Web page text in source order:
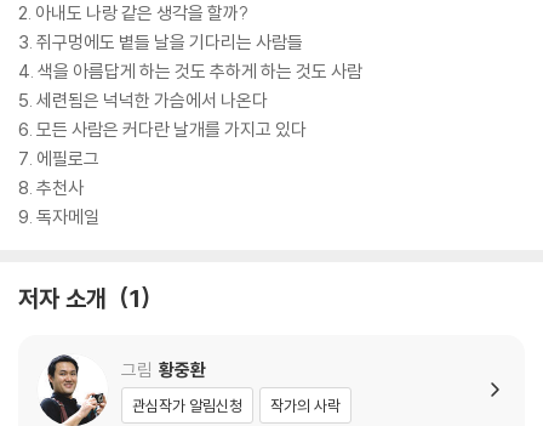
2. 아내도 나랑 같은 생각을 할까?
3. 쥐구멍에도 볕들 날을 기다리는 사람들
4. 색을 아름답게 하는 것도 추하게 하는 것도 사람
5. 세련됨은 넉넉한 가슴에서 나온다
6. 모든 사람은 커다란 날개를 가지고 있다
7. 에필로그
8. 추천사
9. 독자메일
저자 소개 1
그림 황중환
관심작가 알림신청 작가의 사락